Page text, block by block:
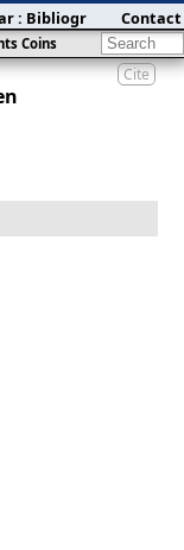
Cite
Coins
: Bibliography:Blog
Contact